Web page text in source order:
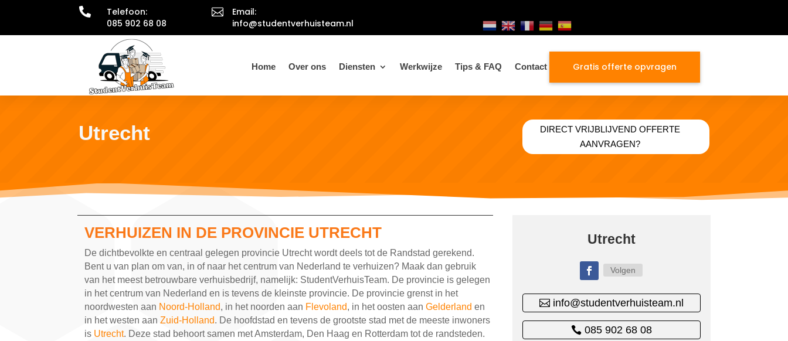

Telefoon:
085 902 68 08

Email:
info@studentverhuisteam.nl
Home Over ons Diensten Werkwijze Tips & FAQ Contact Gratis offerte opvragen
Utrecht
DIRECT VRIJBLIJVEND OFFERTE
AANVRAGEN?
VERHUIZEN IN DE PROVINCIE UTRECHT
De dichtbevolkte en centraal gelegen provincie Utrecht wordt deels tot de Randstad gerekend.
Bent u van plan om van, in of naar het centrum van Nederland te verhuizen? Maak dan gebruik
van het meest betrouwbare verhuisbedrijf, namelijk: StudentVerhuisTeam. De provincie is gelegen
in het centrum van Nederland en is tevens de kleinste provincie. De provincie grenst in het
noordwesten aan Noord-Holland, in het noorden aan Flevoland, in het oosten aan Gelderland en
in het westen aan Zuid-Holland. De hoofdstad en tevens de grootste stad met de meeste inwoners
is Utrecht. Deze stad behoort samen met Amsterdam, Den Haag en Rotterdam tot de randsteden.
Utrecht
Volgen
info@studentverhuisteam.nl
085 902 68 08